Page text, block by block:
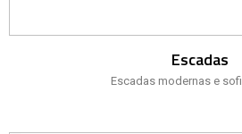
Escadas
Escadas modernas e